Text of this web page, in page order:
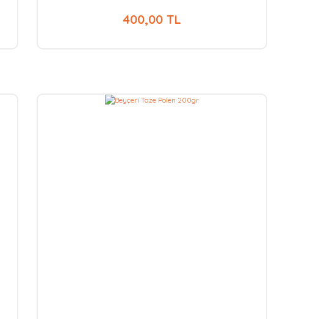
400,00 TL